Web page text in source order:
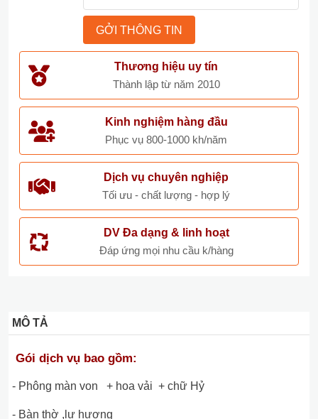
Thương hiệu uy tín
Thành lập từ năm 2010
Kinh nghiệm hàng đầu
Phục vụ 800-1000 kh/năm
Dịch vụ chuyên nghiệp
Tối ưu - chất lượng - hợp lý
DV Đa dạng & linh hoạt
Đáp ứng mọi nhu cầu k/hàng
MÔ TẢ
Gói dịch vụ bao gồm:
- Phông màn von + hoa vải + chữ Hỷ
- Bàn thờ ,lư hương